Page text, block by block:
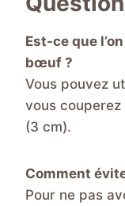
Est-ce que
bœuf ?
Vous pouvez
vous couperez
(3 cm).
Comment
Pour ne pas